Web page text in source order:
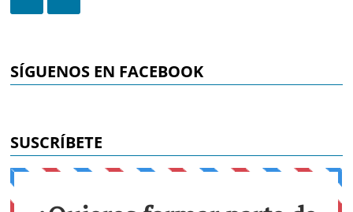
SÍGUENOS EN FACEBOOK
SUSCRÍBETE